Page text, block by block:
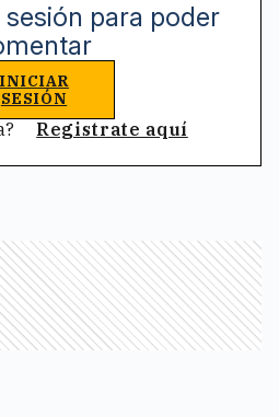
sesión para poder
INICIAR
SESIÓN
Registrate aquí